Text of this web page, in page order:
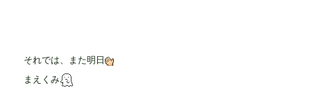
それでは、また明日
まえくみ